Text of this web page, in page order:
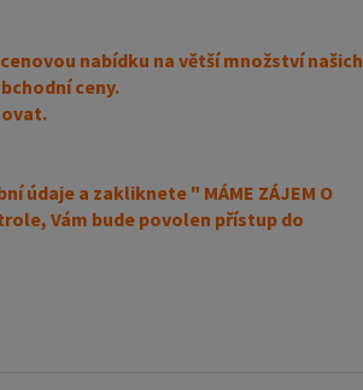
nabídku na větší množství našich
ceny.
údaje a zakliknete " MÁME ZÁJEM O
Vám bude povolen přístup do